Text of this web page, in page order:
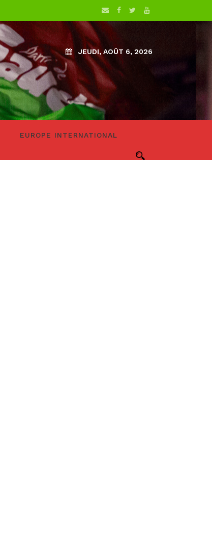
JEUDI, AOÛT 6, 2026
EUROPE INTERNATIONAL